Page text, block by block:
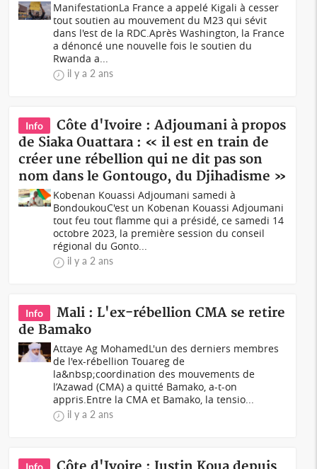
ManifestationLa France a appelé Kigali à cesser
tout soutien au mouvement du M23 qui sévit
dans l'est de la RDC.Après Washington, la France
a dénoncé une nouvelle fois le soutien du
Rwanda a...
il y a 2 ans
Info
Côte d'Ivoire : Adjoumani à propos
de Siaka Ouattara : « il est en train de
créer une rébellion qui ne dit pas son
nom dans le Gontougo, du Djihadisme »
Kobenan Kouassi Adjoumani samedi à
BondoukouC'est un Kobenan Kouassi Adjoumani
tout feu tout flamme qui a présidé, ce samedi 14
octobre 2023, la première session du conseil
régional du Gonto...
il y a 2 ans
Info
Mali : L'ex-rébellion CMA se retire
de Bamako
Attaye Ag MohamedL'un des derniers membres
de l'ex-rébellion Touareg de
la&nbsp;coordination des mouvements de
l’Azawad (CMA) a quitté Bamako, a-t-on
appris.Entre la CMA et Bamako, la tensio...
il y a 2 ans
Info